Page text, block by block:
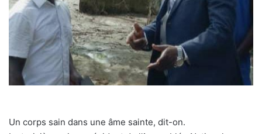
Un corps sain dans une âme sainte, dit-on.